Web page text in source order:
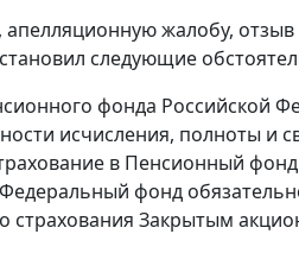
жалобу,
следующие
фонда Российской
исчисления, полноты и
в Пенсионный
фонд
страхования Закрытым